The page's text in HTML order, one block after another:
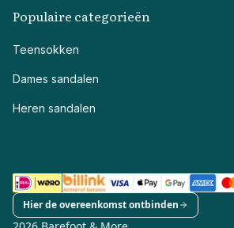
Populaire categorieën
Teensokken
Dames sandalen
Heren sandalen
Hier de overeenkomst ontbinden